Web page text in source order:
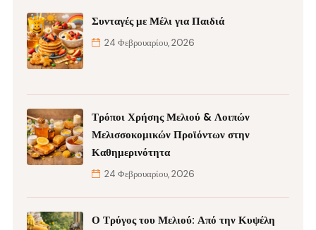
Συνταγές με Μέλι για Παιδιά
24 Φεβρουαρίου, 2026
Τρόποι Χρήσης Μελιού & Λοιπών
Μελισσοκομικών Προϊόντων στην
Καθημερινότητα
24 Φεβρουαρίου, 2026
Ο Τρύγος του Μελιού: Από την Κυψέλη